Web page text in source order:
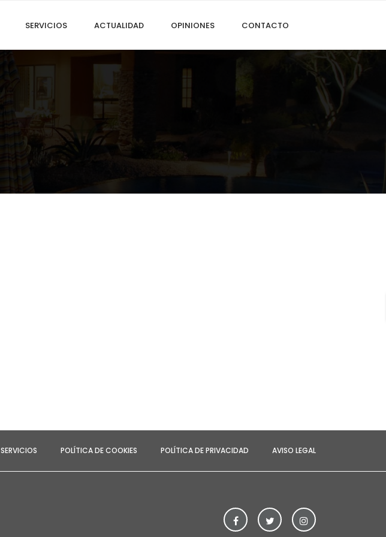
SERVICIOS ACTUALIDAD OPINIONES CONTACTO
SERVICIOS POLÍTICA DE COOKIES POLÍTICA DE PRIVACIDAD AVISO LEGAL